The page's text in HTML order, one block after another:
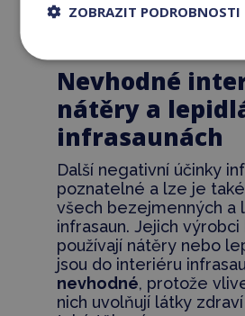
Nevhodné
nátěry a
infrasaunách
Další negativní účinky
poznatelné a lze je také
všech bezejmenných a
infrasaun. Jejich výrobci
používají nátěry nebo
jsou do interiéru
nevhodné, protože
nich uvolňují látky
ZOBRAZIT PODROBNOSTI